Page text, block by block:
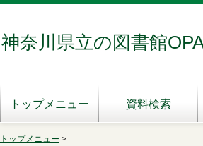
神奈川県立の図書館
トップメニュー 資料検索
トップメニュー >